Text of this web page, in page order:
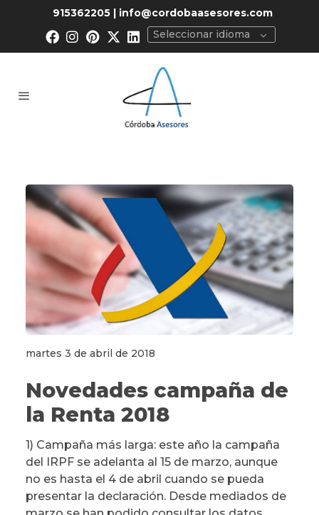
915362205 | info@cordobaasesores.com
Seleccionar idioma
martes 3 de abril de 2018
Novedades campaña de
la Renta 2018
1) Campaña más larga: este año la campaña
del IRPF se adelanta al 15 de marzo, aunque
no es hasta el 4 de abril cuando se pueda
presentar la declaración. Desde mediados de